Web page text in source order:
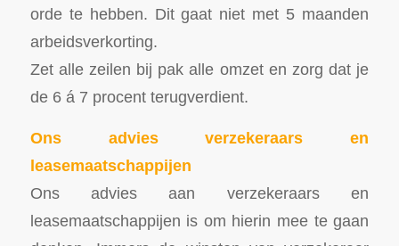
orde te hebben. Dit gaat niet met 5 maanden
arbeidsverkorting.
Zet alle zeilen bij pak alle omzet en zorg dat je
de 6 á 7 procent terugverdient.
Ons advies verzekeraars en
leasemaatschappijen
Ons advies aan verzekeraars en
leasemaatschappijen is om hierin mee te gaan